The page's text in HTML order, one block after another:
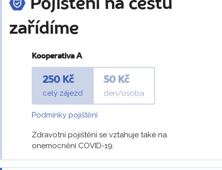
Pojištění na cestu
zařídíme
Kooperativa A
250 Kč
celý zájezd
50 Kč
den/osoba
Podmínky pojištění
Zdravotní pojištění se vztahuje také na
onemocnění COVID-19.